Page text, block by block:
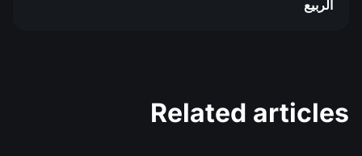
الربيع
Related articles